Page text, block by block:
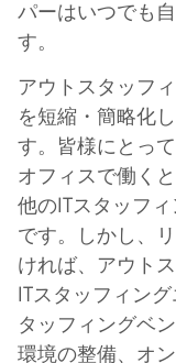
パーはいつでも
す。
アウトスタッフ
を短縮・簡略化
す。皆様にとっ
オフィスで働く
他のITスタッフ
です。しかし、
ければ、アウト
ITスタッフィン
タッフィングベ
環境の整備、オ